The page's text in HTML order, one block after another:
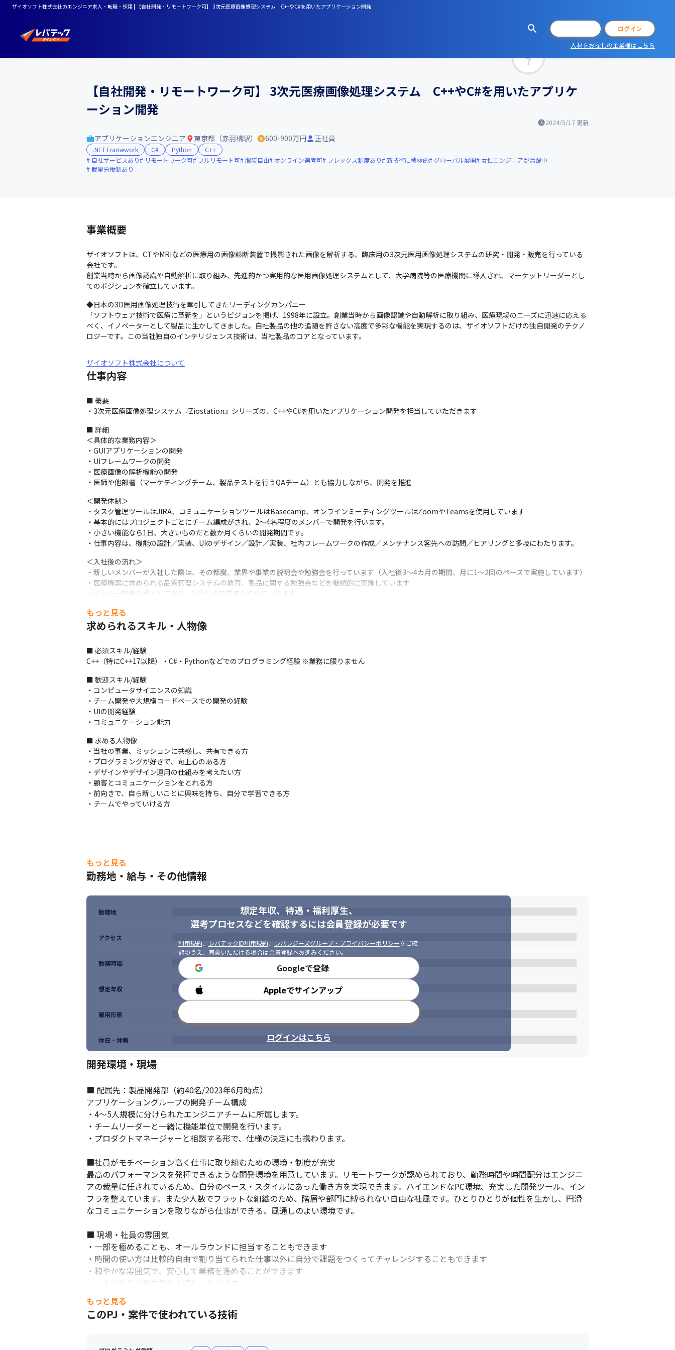
ザイオソフト株式会社のエンジニア求人・転職・採用 | 【自社開発・リモートワーク可】 3次元医療画像処理システム C++やC#を用いたアプリケーション開発
ログイン
人材をお探しの企業様はこちら
【自社開発・リモートワーク可】 3次元医療画像処理システム C++やC#を用いたアプリケ
ーション開発
2024/5/17 更新
アプリケーションエンジニア 東京都（赤羽橋駅） 600-900万円 正社員
.NET Framework C# Python
C++
自社サービスあり
リモートワーク可 フルリモート可 服装自由 オンライン選考可 フレックス制度あり 新技術に積極的 グローバル展開
女性エンジニアが活躍中
裁量労働制あり
事業概要
ザイオソフトは、CTやMRIなどの医療用の画像診断装置で撮影された画像を解析する、臨床用の3次元医用画像処理システムの研究・開発・販売を行っている
会社です。
創業当時から画像認識や自動解析に取り組み、先進的かつ実用的な医用画像処理システムとして、大学病院等の医療機関に導入され、マーケットリーダーとし
てのポジションを確立しています。
◆日本の3D医用画像処理技術を牽引してきたリーディングカンパニー
「ソフトウェア技術で医療に革新を」というビジョンを掲げ、1998年に設立。創業当時から画像認識や自動解析に取り組み、医療現場のニーズに迅速に応える
べく、イノベーターとして製品に生かしてきました。自社製品の他の追随を許さない高度で多彩な機能を実現するのは、ザイオソフトだけの独自開発のテクノ
ロジーです。この当社独自のインテリジェンス技術は、当社製品のコアとなっています。
ザイオソフト株式会社について
仕事内容
■ 概要
・3次元医療画像処理システム『Ziostation』シリーズの、C++やC#を用いたアプリケーション開発を担当していただきます
■ 詳細
＜具体的な業務内容＞
・GUIアプリケーションの開発
・UIフレームワークの開発
・医療画像の解析機能の開発
・医師や他部署（マーケティングチーム、製品テストを行うQAチーム）とも協力しながら、開発を推進
＜開発体制＞
・タスク管理ツールはJIRA、コミュニケーションツールはBasecamp、オンラインミーティングツールはZoomやTeamsを使用しています
・基本的にはプロジェクトごとにチーム編成がされ、2～4名程度のメンバーで開発を行います。
・小さい機能なら1日、大きいものだと数か月くらいの開発期間です。
・仕事内容は、機能の設計／実装、UIのデザイン／設計／実装、社内フレームワークの作成／メンテナンス客先への訪問／ヒアリングと多岐にわたります。
＜入社後の流れ＞
・新しいメンバーが入社した際は、その都度、業界や事業の説明会や勉強会を行っています（入社後3～4カ月の期間、月に1～2回のペースで実施しています）
・医療機器に求められる品質管理システムの教育、製品に関する勉強会などを継続的に実施しています
・メンター制度を導入しており、OJT形式で業務を進めていきます
もっと見る
求められるスキル・人物像
■ 必須スキル/経験
C++（特にC++17以降）・C#・Pythonなどでのプログラミング経験 ※業務に限りません
■ 歓迎スキル/経験
・コンピュータサイエンスの知識
・チーム開発や大規模コードベースでの開発の経験
・UIの開発経験
・コミュニケーション能力
■ 求める人物像
・当社の事業、ミッションに共感し、共有できる方
・プログラミングが好きで、向上心のある方
・デザインやデザイン運用の仕組みを考えたい方
・顧客とコミュニケーションをとれる方
・前向きで、自ら新しいことに興味を持ち、自分で学習できる方
・チームでやっていける方
もっと見る
勤務地・給与・その他情報
想定年収、待遇・福利厚生、
選考プロセスなどを確認するには会員登録が必要です
利用規約、 レバテックID利用規約、 レバレジーズグループ・プライバシーポリシーをご確
認のうえ、同意いただける場合は会員登録へお進みください。
Googleで登録
Appleでサインアップ
ログインはこちら
勤務地
アクセス
勤務時間
想定年収
雇用形態
休日・休暇
開発環境・現場
■ 配属先：製品開発部（約40名/2023年6月時点）
アプリケーショングループの開発チーム構成
・4～5人規模に分けられたエンジニアチームに所属します。
・チームリーダーと一緒に機能単位で開発を行います。
・プロダクトマネージャーと相談する形で、仕様の決定にも携わります。
■社員がモチベーション高く仕事に取り組むための環境・制度が充実
最高のパフォーマンスを発揮できるような開発環境を用意しています。リモートワークが認められており、勤務時間や時間配分はエンジニ
アの裁量に任されているため、自分のペース・スタイルにあった働き方を実現できます。ハイエンドなPC環境、充実した開発ツール、イン
フラを整えています。また少人数でフラットな組織のため、階層や部門に縛られない自由な社風です。ひとりひとりが個性を生かし、円滑
なコミュニケーションを取りながら仕事ができる、風通しのよい環境です。
■ 現場・社員の雰囲気
・一部を極めることも、オールラウンドに担当することもできます
・時間の使い方は比較的自由で割り当てられた仕事以外に自分で課題をつくってチャレンジすることもできます
・和やかな雰囲気で、安心して業務を進めることができます
・一人ひとりの自主性を大切にしています
・グループ毎にミーティングを実施していますが、基本的に働く時間は自由に選択できます
・リモートワークを導入していますが、社員のコミュニケーションを大切にしており、グループ毎に集まったり、メンバー同士で対面での
ランチ会を実施したりしています
もっと見る
このPJ・案件で使われている技術